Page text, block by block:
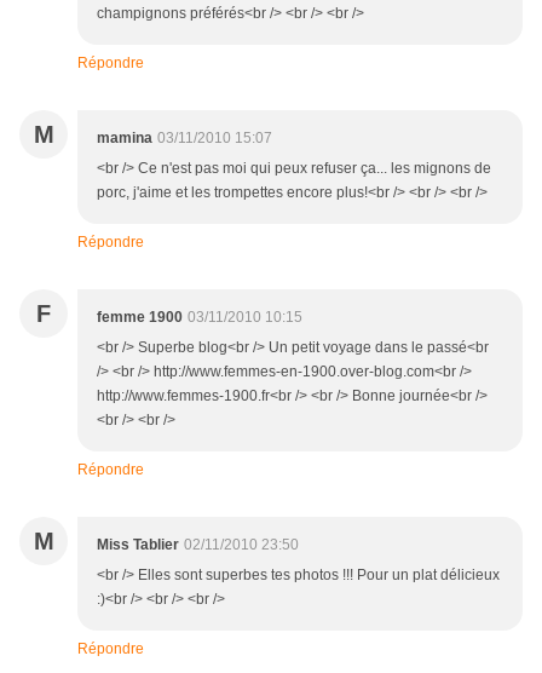
champignons préférés<br /> <br /> <br />
Répondre
M mamina 03/11/2010 15:07
<br /> Ce n'est pas moi qui peux refuser ça... les mignons de
porc, j'aime et les trompettes encore plus!<br /> <br /> <br />
Répondre
F femme 1900 03/11/2010 10:15
<br /> Superbe blog<br /> Un petit voyage dans le passé<br
/> <br /> http://www.femmes-en-1900.over-blog.com<br />
http://www.femmes-1900.fr<br /> <br /> Bonne journée<br />
<br /> <br />
Répondre
M Miss Tablier 02/11/2010 23:50
<br /> Elles sont superbes tes photos !!! Pour un plat délicieux
:)<br /> <br /> <br />
Répondre